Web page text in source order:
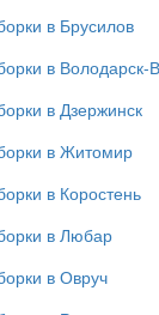
в Брусилов
в Володарск-
в Дзержинск
в Житомир
в Коростень
в Любар
в Овруч